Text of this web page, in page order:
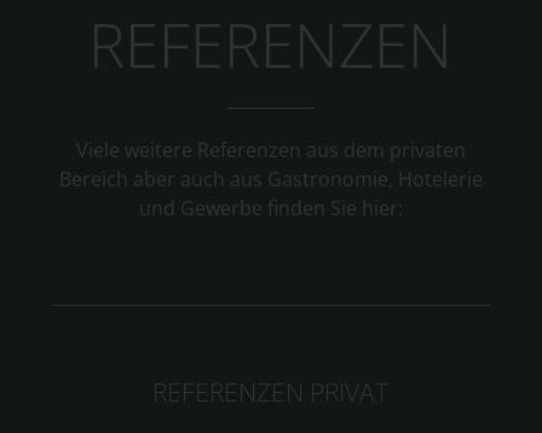
REFERENZEN
Viele weitere Referenzen aus dem privaten
Bereich aber auch aus Gastronomie, Hotelerie
und Gewerbe finden Sie hier:
REFERENZEN PRIVAT